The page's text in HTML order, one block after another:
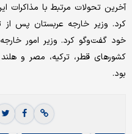
آخرین تحولات مرتبط با مذاکرات
کرد. وزیر خارجه عربستان پس از
خود گفت‌وگو کرد. وزیر امور خارجه
کشورهای قطر، ترکیه، مصر و هلند
بود.